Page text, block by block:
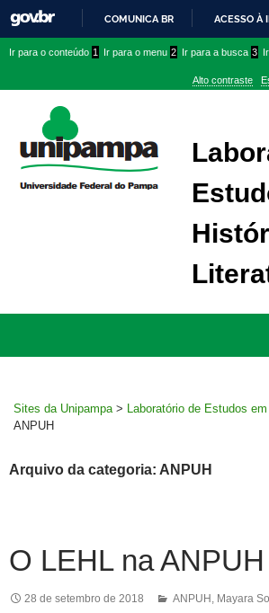
PARA
CONTEÚDO
COMUNICA BR ACESSO À
conteúdo
menu
superior
menu
Ir para o conteúdo 1 Ir para o menu 2 Ir para a busca 3
Alto contraste
Sites da Unipampa > Laboratório de Estudos
ANPUH
Arquivo da categoria: ANPUH
O LEHL na ANPUH
28 de setembro de 2018 ANPUH Mayara